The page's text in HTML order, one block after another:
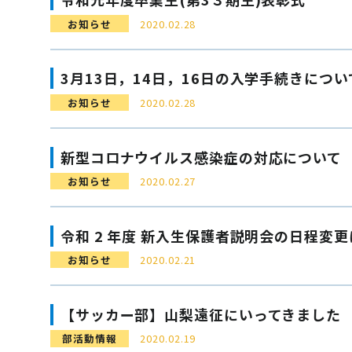
お知らせ 2020.02.28
3月13日，14日，16日の入学手続きについ
お知らせ 2020.02.28
新型コロナウイルス感染症の対応について
お知らせ 2020.02.27
令和 2 年度 新入生保護者説明会の日程変更
お知らせ 2020.02.21
【サッカー部】山梨遠征にいってきました
部活動情報 2020.02.19